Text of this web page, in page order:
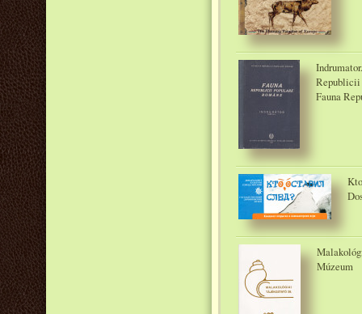
Republicii
Fauna
Múzeum